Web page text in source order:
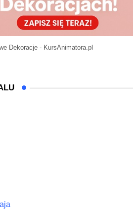
Dekoracje - KursAnimatora.pl